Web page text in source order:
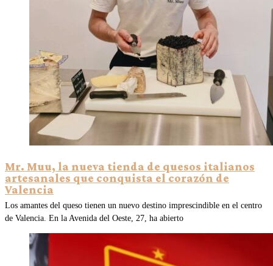
Mr. Muu, la nueva tienda de quesos italianos
artesanales que conquista el corazón de
Valencia
Los amantes del queso tienen un nuevo destino imprescindible en el centro
de Valencia. En la Avenida del Oeste, 27, ha abierto